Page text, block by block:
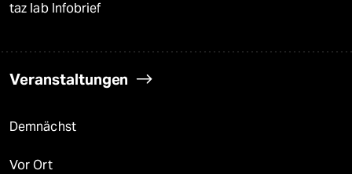
taz lab Infobrief
Veranstaltungen
Demnächst
Vor Ort